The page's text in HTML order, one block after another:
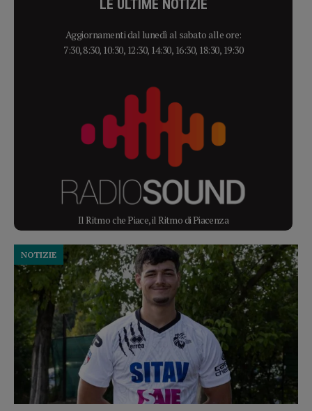
LE ULTIME NOTIZIE
Aggiornamenti dal lunedì al sabato alle ore:
7:30, 8:30, 10:30, 12:30, 14:30, 16:30, 18:30, 19:30
Il Ritmo che Piace, il Ritmo di Piacenza
NOTIZIE